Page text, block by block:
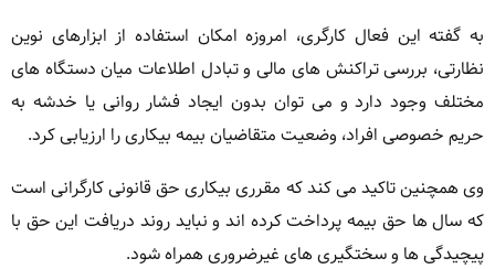
به گفته این فعال کارگری، امروزه امکان استفاده از ابزارهای نوین
نظارتی، بررسی تراکنش های مالی و تبادل اطلاعات میان دستگاه های
مختلف وجود دارد و می توان بدون ایجاد فشار روانی یا خدشه به
حریم خصوصی افراد، وضعیت متقاضیان بیمه بیکاری را ارزیابی کرد.
وی همچنین تاکید می کند که مقرری بیکاری حق قانونی کارگرانی است
که سال ها حق بیمه پرداخت کرده اند و نباید روند دریافت این حق با
پیچیدگی ها و سختگیری های غیرضروری همراه شود.